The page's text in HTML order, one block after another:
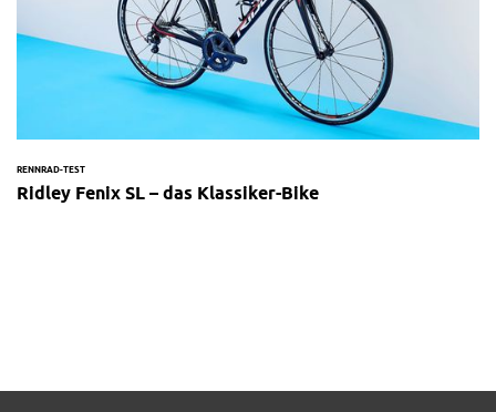
RENNRAD-TEST
Ridley Fenix SL – das Klassiker-Bike